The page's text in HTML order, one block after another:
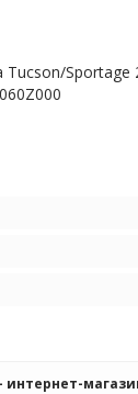
Tucson/
интернет-